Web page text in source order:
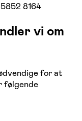
8164
vi om
for at
følgende